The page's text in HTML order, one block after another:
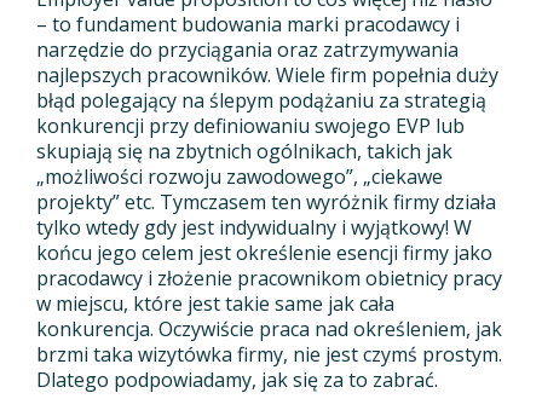
– to fundament budowania marki pracodawcy i
narzędzie do przyciągania oraz zatrzymywania
najlepszych pracowników. Wiele firm popełnia duży
błąd polegający na ślepym podążaniu za strategią
konkurencji przy definiowaniu swojego EVP lub
skupiają się na zbytnich ogólnikach, takich jak
„możliwości rozwoju zawodowego”, „ciekawe
projekty” etc. Tymczasem ten wyróżnik firmy działa
tylko wtedy gdy jest indywidualny i wyjątkowy! W
końcu jego celem jest określenie esencji firmy jako
pracodawcy i złożenie pracownikom obietnicy pracy
w miejscu, które jest takie same jak cała
konkurencja. Oczywiście praca nad określeniem, jak
brzmi taka wizytówka firmy, nie jest czymś prostym.
Dlatego podpowiadamy, jak się za to zabrać.